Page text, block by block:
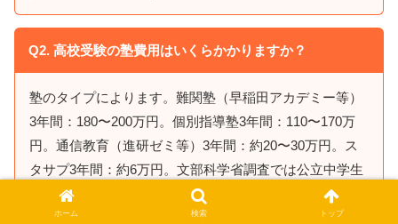
Q2. 高校受験の塾費用はいくらかかりますか？
塾のタイプによります。難関塾（早稲田アカデミー等）
3年間：180〜200万円。個別指導塾3年間：110〜170万
円。通信教育（進研ゼミ等）3年間：約20〜30万円。ス
タサプ3年間：約6万円。文部科学省調査では公立中学生
の塾代年間平均は34.9万円（0円の家庭含む）。季節講習
を入れると実際の費用は公表月謝の1.5〜2倍になること
ホーム 検索 トップ